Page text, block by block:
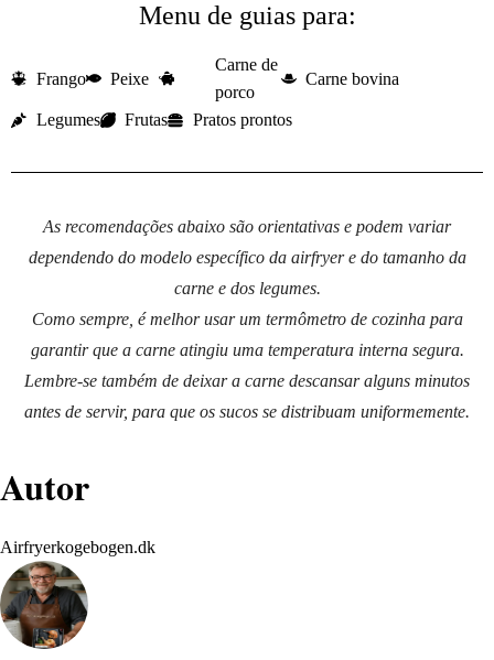
Menu de guias para:
Frango Peixe
Carne de
porco
Carne bovina
Legumes Frutas Pratos prontos
As recomendações abaixo são orientativas e podem variar
dependendo do modelo específico da airfryer e do tamanho da
carne e dos legumes.
Como sempre, é melhor usar um termômetro de cozinha para
garantir que a carne atingiu uma temperatura interna segura.
Lembre-se também de deixar a carne descansar alguns minutos
antes de servir, para que os sucos se distribuam uniformemente.
Autor
Airfryerkogebogen.dk